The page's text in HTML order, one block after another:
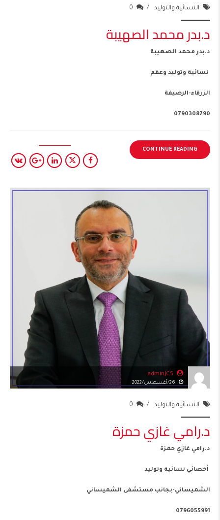
النسائية والتوليد 0
د.بدر محمد الصهيبة
د.بدر محمد الصهيبة
نسائية وتوليد وعقم
الزرقاء-الرصيفة
0790308790
CONTINUE READING
adminJCS
26/أغسطس/2022
النسائية والتوليد 0
د.رامي غازي حمزة
د.رامي غازي حمزة
أخصائي نسائية وتوليد
الشميساني-بجانب مستشفى الشميساني
0796055991